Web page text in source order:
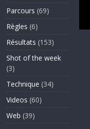
Parcours (69)
Règles (6)
Résultats (153)
Shot of the week
(3)
Technique (34)
Videos (60)
Web (39)